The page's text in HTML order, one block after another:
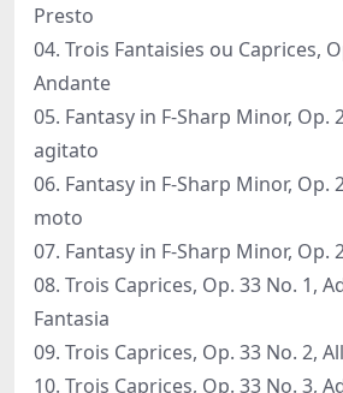
Presto
04. Trois Fantaisies ou Caprices,
Andante
05. Fantasy in F-Sharp Minor, Op.
agitato
06. Fantasy in F-Sharp Minor, Op.
moto
07. Fantasy in F-Sharp Minor, Op.
08. Trois Caprices, Op. 33 No. 1,
Fantasia
09. Trois Caprices, Op. 33 No. 2,
10. Trois Caprices, Op. 33 No. 3,